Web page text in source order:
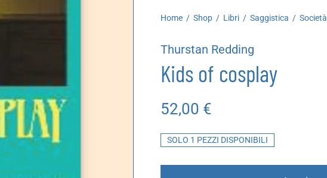
Home / Shop / Libri / Saggistica / Società
Thurstan Redding
Kids of cosplay
52,00 €
SOLO 1 PEZZI DISPONIBILI